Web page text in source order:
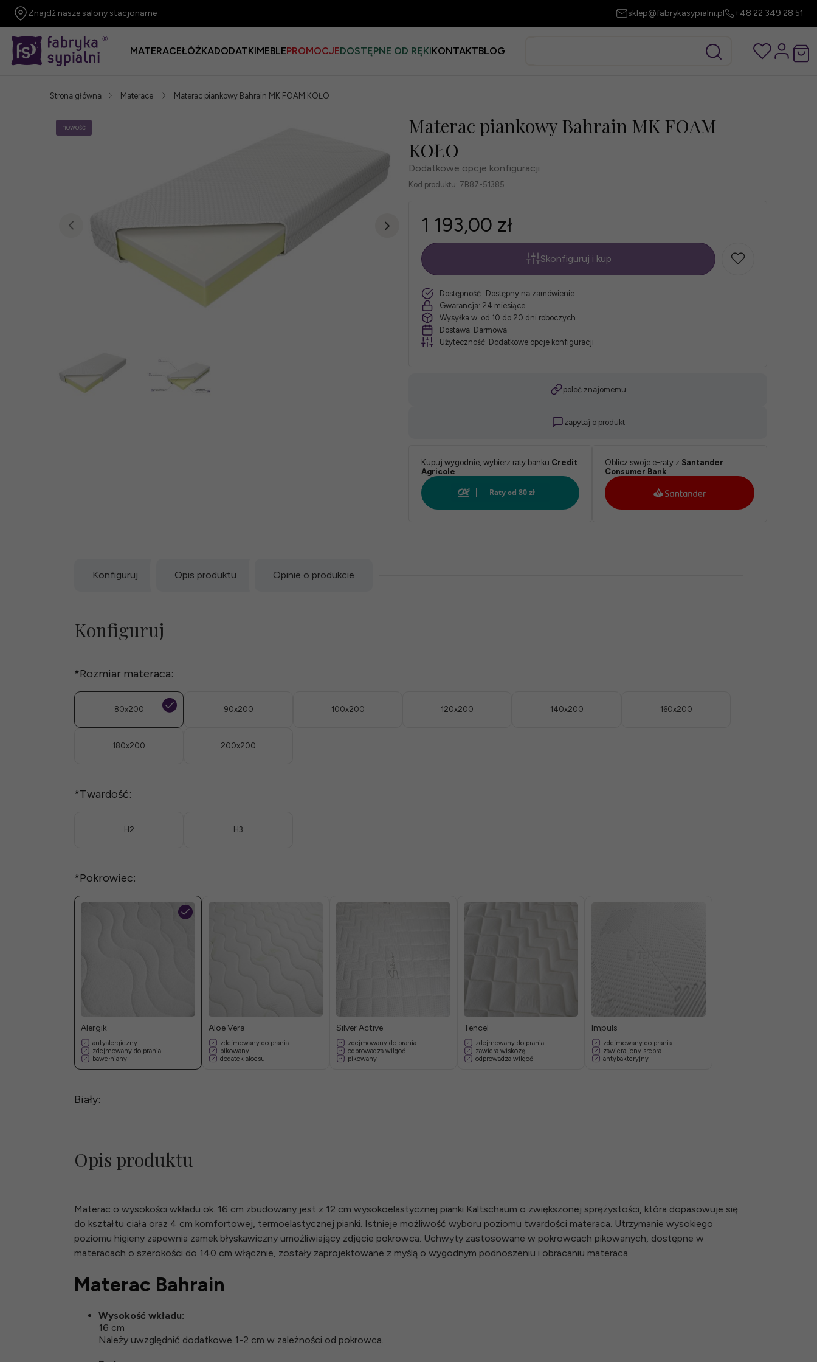
Znajdź nasze salony stacjonarne sklep@fabrykasypialni.pl +48 22 349 28 51
MATERACEŁÓŻKADODATKIMEBLEPROMOCJEDOSTĘPNE OD RĘKIKONTAKTBLOG
Strona główna Materace Materac piankowy Bahrain MK FOAM KOŁO
nowość
Materac piankowy Bahrain MK FOAM
KOŁO
Dodatkowe opcje konfiguracji
Kod produktu: 7B87-51385
1 193,00 zł
*Rozmiar
materaca:
*
Twardość:
szt.
Skonfiguruj i kup
Dostępność: Dostępny na zamówienie
Gwarancja: 24 miesiące
Wysyłka w: od 10 do 20 dni roboczych
Dostawa: Darmowa
Użyteczność: Dodatkowe opcje konfiguracji
poleć znajomemu
zapytaj o produkt
Kupuj wygodnie, wybierz raty banku Credit
Agricole
Oblicz swoje e-raty z Santander
Consumer Bank
Konfiguruj Opis produktu Opinie o produkcie
Konfiguruj
*Rozmiar materaca:
80x200 90x200 100x200 120x200 140x200 160x200
180x200 200x200
*Twardość:
H2 H3
*Pokrowiec:
Alergik
antyalergiczny
zdejmowany do prania
bawełniany
Aloe Vera
zdejmowany do prania
pikowany
dodatek aloesu
Silver Active
zdejmowany do prania
odprowadza wilgoć
pikowany
Tencel
zdejmowany do prania
zawiera wiskozę
odprowadza wilgoć
Impuls
zdejmowany do prania
zawiera jony srebra
antybakteryjny
Biały:
Opis produktu
Materac o wysokości wkładu ok. 16 cm zbudowany jest z 12 cm wysokoelastycznej pianki Kaltschaum o zwiększonej sprężystości, która dopasowuje się
do kształtu ciała oraz 4 cm komfortowej, termoelastycznej pianki. Istnieje możliwość wyboru poziomu twardości materaca. Utrzymanie wysokiego
poziomu higieny zapewnia zamek błyskawiczny umożliwiający zdjęcie pokrowca. Uchwyty zastosowane w pokrowcach pikowanych, dostępne w
materacach o szerokości do 140 cm włącznie, zostały zaprojektowane z myślą o wygodnym podnoszeniu i obracaniu materaca.
Materac Bahrain
Wysokość wkładu:
16 cm
Należy uwzględnić dodatkowe 1-2 cm w zależności od pokrowca.